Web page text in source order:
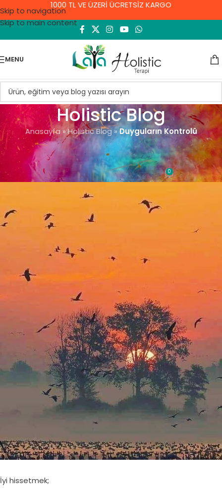
Skip to navigation
Skip to main content
1000 TL VE ÜZERİ ÜCRETSİZ KARGO
MENU
Holistic Blog
Anasayfa »Holistic Blog»Duyguların Kontrolü
GENEL
Duyguların Kontrolü
Demet YıldırımOn 10 Eylül 2021 0
İyi hissetmek;